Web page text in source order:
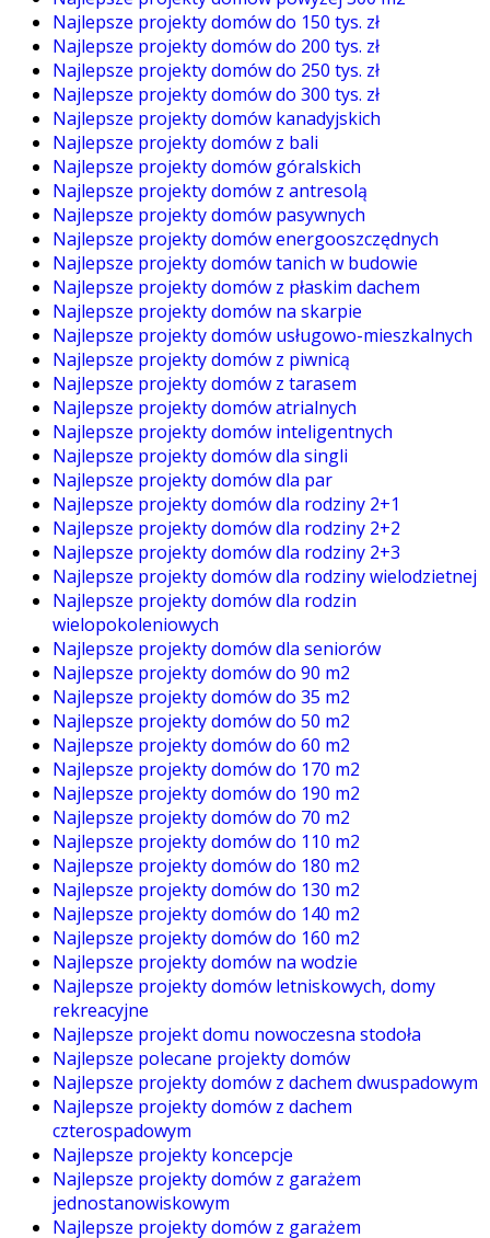
Najlepsze projekty domów do 150 tys. zł
Najlepsze projekty domów do 200 tys. zł
Najlepsze projekty domów do 250 tys. zł
Najlepsze projekty domów do 300 tys. zł
Najlepsze projekty domów kanadyjskich
Najlepsze projekty domów z bali
Najlepsze projekty domów góralskich
Najlepsze projekty domów z antresolą
Najlepsze projekty domów pasywnych
Najlepsze projekty domów energooszczędnych
Najlepsze projekty domów tanich w budowie
Najlepsze projekty domów z płaskim dachem
Najlepsze projekty domów na skarpie
Najlepsze projekty domów usługowo-mieszkalnych
Najlepsze projekty domów z piwnicą
Najlepsze projekty domów z tarasem
Najlepsze projekty domów atrialnych
Najlepsze projekty domów inteligentnych
Najlepsze projekty domów dla singli
Najlepsze projekty domów dla par
Najlepsze projekty domów dla rodziny 2+1
Najlepsze projekty domów dla rodziny 2+2
Najlepsze projekty domów dla rodziny 2+3
Najlepsze projekty domów dla rodziny wielodzietnej
Najlepsze projekty domów dla rodzin
wielopokoleniowych
Najlepsze projekty domów dla seniorów
Najlepsze projekty domów do 90 m2
Najlepsze projekty domów do 35 m2
Najlepsze projekty domów do 50 m2
Najlepsze projekty domów do 60 m2
Najlepsze projekty domów do 170 m2
Najlepsze projekty domów do 190 m2
Najlepsze projekty domów do 70 m2
Najlepsze projekty domów do 110 m2
Najlepsze projekty domów do 180 m2
Najlepsze projekty domów do 130 m2
Najlepsze projekty domów do 140 m2
Najlepsze projekty domów do 160 m2
Najlepsze projekty domów na wodzie
Najlepsze projekty domów letniskowych, domy
rekreacyjne
Najlepsze projekt domu nowoczesna stodoła
Najlepsze polecane projekty domów
Najlepsze projekty domów z dachem dwuspadowym
Najlepsze projekty domów z dachem
czterospadowym
Najlepsze projekty koncepcje
Najlepsze projekty domów z garażem
jednostanowiskowym
Najlepsze projekty domów z garażem